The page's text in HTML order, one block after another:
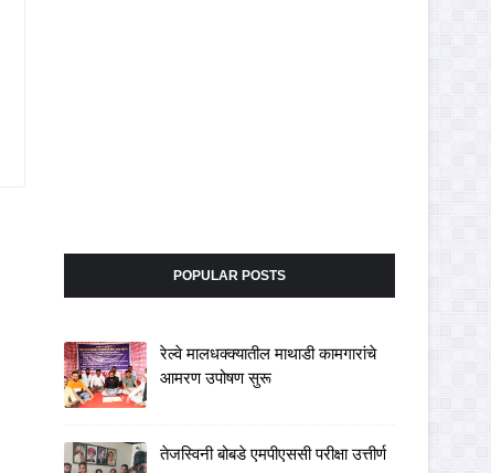
POPULAR POSTS
रेल्वे मालधक्क्यातील माथाडी कामगारांचे
आमरण उपोषण सुरू
तेजस्विनी बोबडे एमपीएससी परीक्षा उत्तीर्ण